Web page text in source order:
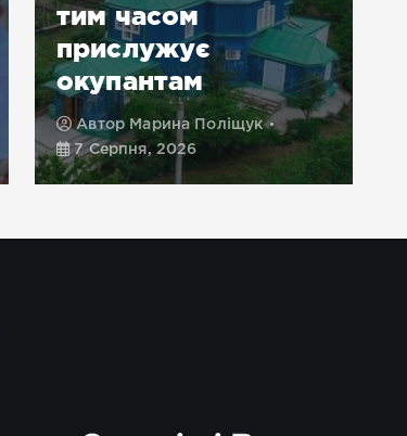
тим часом
прислужує
окупантам
Автор Марина Поліщук
7 Серпня, 2026